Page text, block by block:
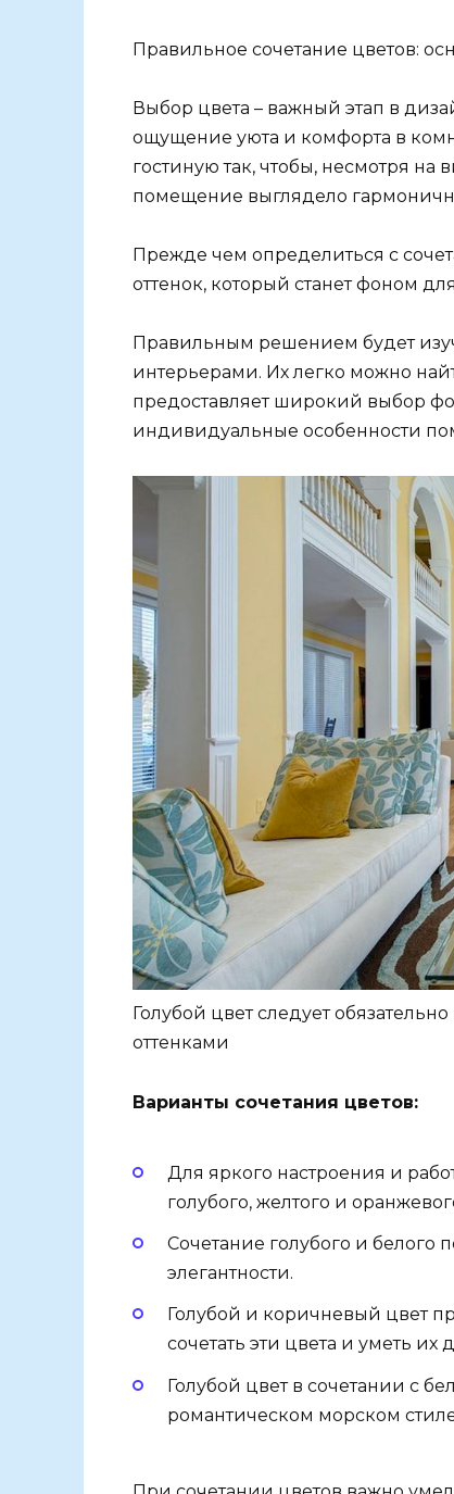
Правильное сочетание цветов:
Выбор цвета – важный этап в
ощущение уюта и комфорта в
гостиную так, чтобы, несмотря на
помещение выглядело
Прежде чем определиться с
оттенок, который станет фоном
Правильным решением будет
интерьерами. Их легко можно
предоставляет широкий выбор
индивидуальные особенности
Голубой цвет следует
оттенками
Варианты сочетания цветов:
Для яркого настроения и
голубого, желтого и
Сочетание голубого и белого
элегантности.
Голубой и коричневый цвет
сочетать эти цвета и уметь их
Голубой цвет в сочетании с
романтическом морском